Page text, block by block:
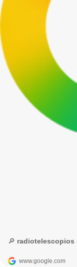
🔎 radiotelescopios
www.google.com